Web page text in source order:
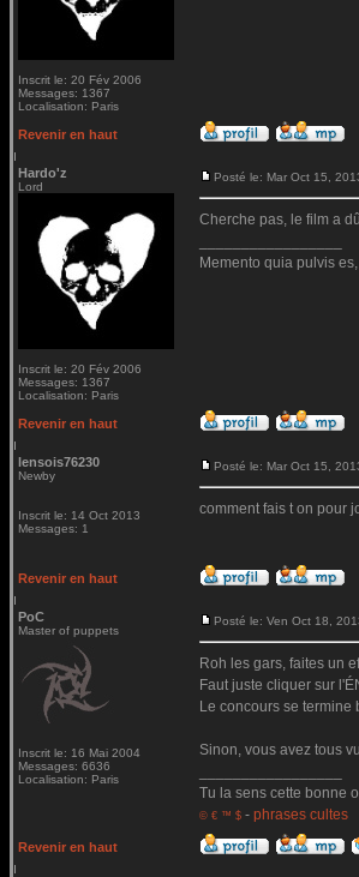
Inscrit le: 20 Fév 2006
Messages: 1367
Localisation: Paris
Revenir en haut
Hardo'z
Lord
Inscrit le: 20 Fév 2006
Messages: 1367
Localisation: Paris
Posté le: Mar Oct 15,
Cherche pas, le film a
Memento quia pulvis
Revenir en haut
lensois76230
Newby
Inscrit le: 14 Oct 2013
Messages: 1
Posté le: Mar Oct 15,
comment fais t on pour
Revenir en haut
PoC
Master of puppets
Inscrit le: 16 Mai 2004
Messages: 6636
Localisation: Paris
Posté le: Ven Oct 18,
Roh les gars, faites un
Faut juste cliquer sur
Le concours se termine
Sinon, vous avez tous
Tu la sens cette bonne
© € ™ $ - phrases cultes
Revenir en haut